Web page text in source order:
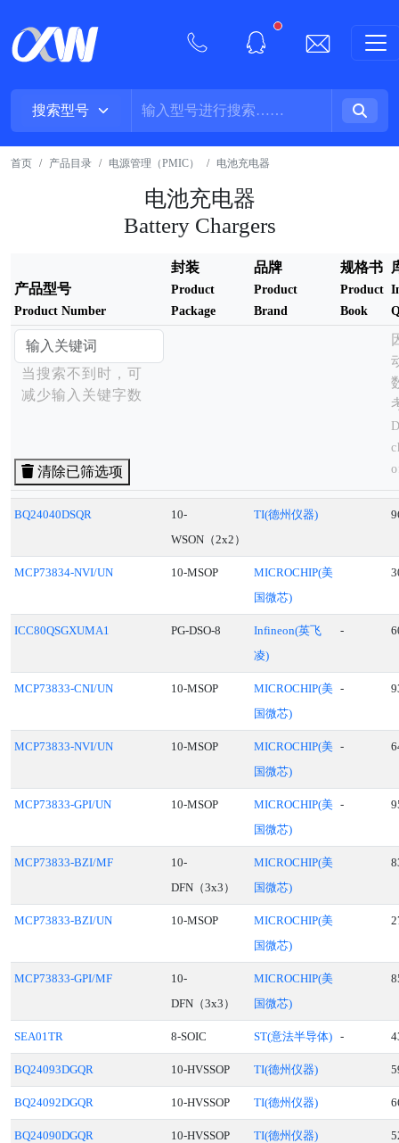
New alerts
首页 产品目录 电源管理（PMIC） 电池充电器
电池充电器
Battery Chargers
产品型号
Product Number
封装
Product
Package
品牌
Product
Brand
规格书
Product
Book
当搜索不到时，可
减少输入关键字数
清除已筛选项
BQ24040DSQR
10-
WSON（2x2）
TI(德州仪器)
MCP73834-NVI/UN 10-MSOP
MICROCHIP(美
国微芯)
ICC80QSGXUMA1 PG-DSO-8
Infineon(英飞
凌)
-
MCP73833-CNI/UN 10-MSOP
MICROCHIP(美
国微芯)
-
MCP73833-NVI/UN 10-MSOP
MICROCHIP(美
国微芯)
-
MCP73833-GPI/UN 10-MSOP
MICROCHIP(美
国微芯)
-
MCP73833-BZI/MF
10-
DFN（3x3）
MICROCHIP(美
国微芯)
MCP73833-BZI/UN 10-MSOP
MICROCHIP(美
国微芯)
MCP73833-GPI/MF
10-
DFN（3x3）
MICROCHIP(美
国微芯)
SEA01TR 8-SOIC ST(意法半导体) -
BQ24093DGQR 10-HVSSOP TI(德州仪器)
BQ24092DGQR 10-HVSSOP TI(德州仪器)
BQ24090DGQR 10-HVSSOP TI(德州仪器)